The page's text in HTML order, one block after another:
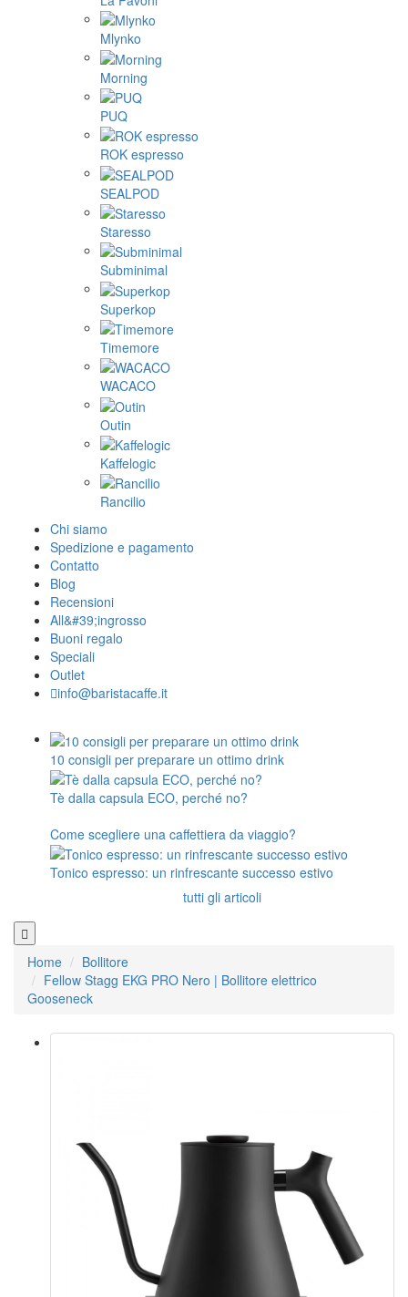
Mlynko
Morning
PUQ
ROK espresso
SEALPOD
Staresso
Subminimal
Superkop
Timemore
WACACO
Outin
Kaffelogic
Rancilio
Chi siamo
Spedizione e pagamento
Contatto
Blog
Recensioni
All&#39;ingrosso
Buoni regalo
Speciali
Outlet
info@baristacaffe.it
10 consigli per preparare un ottimo drink
Tè dalla capsula ECO, perché no?
tutti gli articoli
Bollitore
Fellow Stagg EKG PRO Nero | Bollitore elettrico